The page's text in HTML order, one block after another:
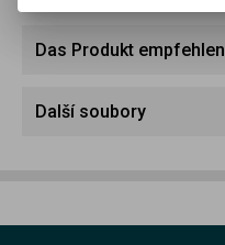
Das Produkt empfehlen
Další soubory